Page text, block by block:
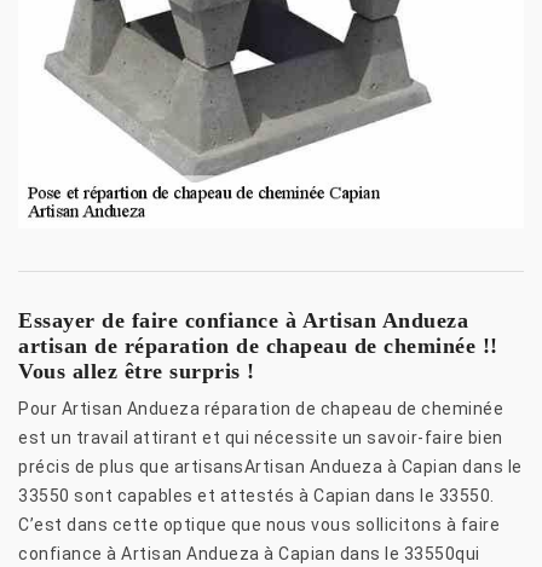
Essayer de faire confiance à Artisan Andueza
artisan de réparation de chapeau de cheminée !!
Vous allez être surpris !
Pour Artisan Andueza réparation de chapeau de cheminée
est un travail attirant et qui nécessite un savoir-faire bien
précis de plus que artisansArtisan Andueza à Capian dans le
33550 sont capables et attestés à Capian dans le 33550.
C’est dans cette optique que nous vous sollicitons à faire
confiance à Artisan Andueza à Capian dans le 33550qui